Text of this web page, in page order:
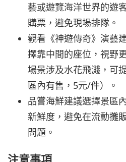
藝或遊覽海洋世界的遊
購票，避免現場排隊。
觀看《神遊傳奇》演藝
擇靠中間的座位，視野
場景涉及水花飛濺，可
區內有售，5元/件）。
品嘗海鮮建議選擇景區
新鮮度，避免在流動攤
問題。